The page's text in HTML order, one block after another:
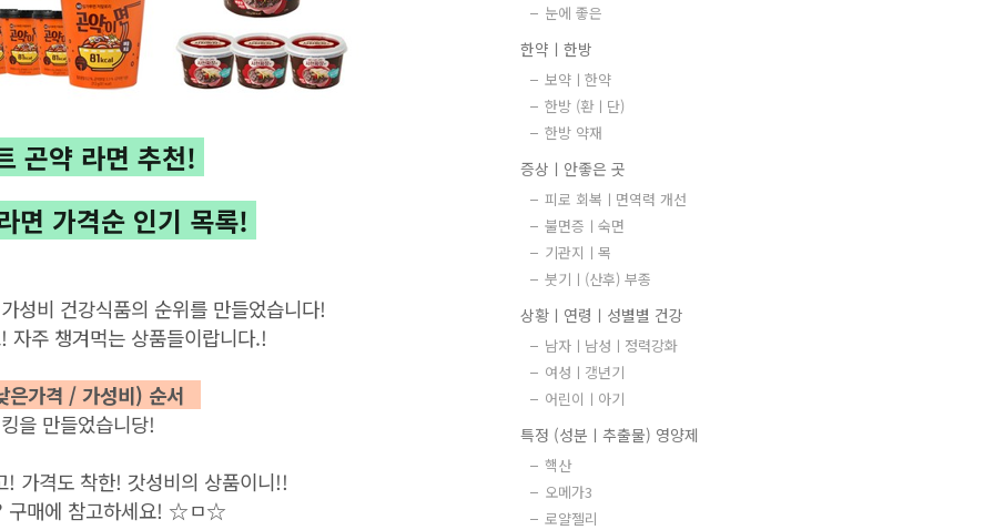
곤약 라면 추천!
면 가격순 인기 목록!
성비 건강식품의 순위를 만들었습니다!
자주 챙겨먹는 상품들이랍니다.!
가격 / 가성비) 순서
을 만들었습니당!
! 가격도 착한! 갓성비의 상품이니!!
구매에 참고하세요! ☆ㅁ☆
눈에 좋은
한약ㅣ한방
보약ㅣ한약
한방 (환ㅣ단)
한방 약재
증상ㅣ안좋은 곳
피로 회복ㅣ면역력 개선
불면증ㅣ숙면
기관지ㅣ목
붓기ㅣ(산후) 부종
상황ㅣ연령ㅣ성별별 건강
남자ㅣ남성ㅣ정력강화
여성ㅣ갱년기
어린이ㅣ아기
특정 (성분ㅣ추출물) 영양제
핵산
오메가3
로얄젤리